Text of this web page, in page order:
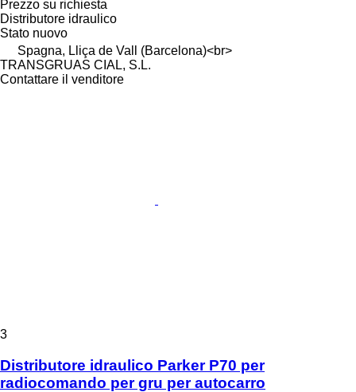
Prezzo su richiesta
Distributore idraulico
Stato nuovo
Spagna, Lliça de Vall (Barcelona)<br>
TRANSGRUAS CIAL, S.L.
Contattare il venditore
3
Distributore idraulico Parker P70 per
radiocomando per gru per autocarro